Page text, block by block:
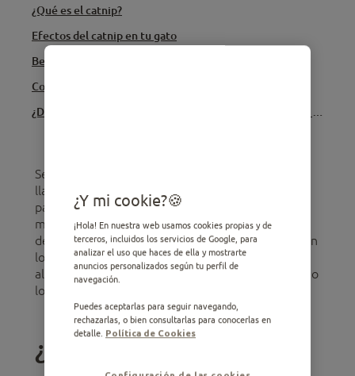
¿Qué es el catnip?
Efectos del catnip en tu gato
Beneficios del catnip
Consejos al utilizar el catnip
Seguro que has oído hablar del catnip, también
llamada hierba para gatos. Es una planta que
parece volver “locos” a la mayoría: revolcones,
miradas extasiadas, momentos de juego
desenfrenado… ¿Qué efectos tiene esta planta en
los gatos? ¿Está contraindicado su uso? ¿Tiene
algún beneficio? En este artículo te contamos todo
lo que tienes que saber sobre el catnip.
¿Qué es el catnip?
¿Y mi cookie?
¡Hola! En nuestra web usamos cookies propias y de
terceros, incluidos los servicios de Google, para
analizar el uso que haces de ella y mostrarte
anuncios personalizados según tu perfil de
navegación.
Puedes aceptarlas para seguir navegando,
rechazarlas, o bien consultarlas para conocerlas en
detalle. Política de Cookies